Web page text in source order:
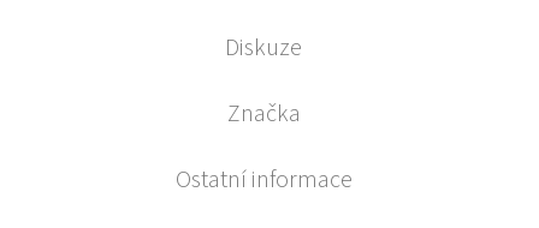
Diskuze
Značka
Ostatní informace